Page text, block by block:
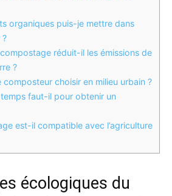
organiques puis-je mettre dans
?
réduit-il les émissions de
?
composteur choisir en milieu urbain ?
faut-il pour obtenir un
est-il compatible avec l’agriculture
écologiques du